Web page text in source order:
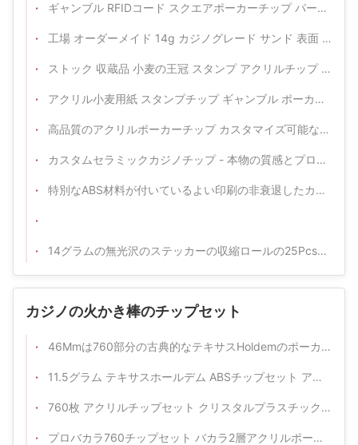
ギャンブル RFIDコード スクエアポーカーチップ パーソナライズされた長方形 UV 12g カジノ アクリルチップセット
工場 オーダーメイド 14g カジノグレード サンド 表面 オーダーメイド ポーカーチップ
ストック 収蔵品 小麦の王冠 スタンプ アクリルチップ カジノクラブ エンターテインメント ゲームチップ
アクリル小麦用紙 スタンプチップ ギャンブル ポーカー テーブルゲーム テーブルトップチップ
高品質のアクリルポーカーチップ カスタマイズ可能なカジノゲームアクセサリー
カスタムセラミックカジノチップ - 本物の質感とプロフェッショナルグレードのパフォーマンス
特別なABS材料が付いているよい印刷の非衰退したカジノのRoyaleのポーカー用のチップ
14グラムの無光沢のステッカーの収縮ロールの25Pcsの注文の粘土のポーカー用のチップ
カジノの火かき棒のチップセット
46Mmは760部分の古典的なテキサスHoldemのポーカー用のチップ プラスチック硬貨を置いた
11.5グラム テキサスホールデム ABSチップセット アルミニウム合金ボックス入り
760枚 アクリルチップセット クリスタルプラスチック ポッカー バカラチップ コイン
プロバカラ760チップセット バカラ2層アクリルポーカーセット ゲームチップコイン